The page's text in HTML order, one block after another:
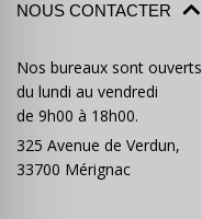
NOUS CONTACTER
Nos bureaux sont ouverts
du lundi au vendredi
de 9h00 à 18h00.
325 Avenue de Verdun,
33700 Mérignac